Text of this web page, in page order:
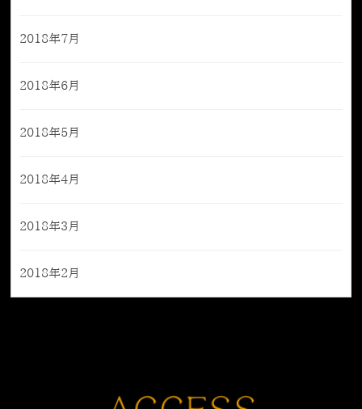
2018年7月
2018年6月
2018年5月
2018年4月
2018年3月
2018年2月